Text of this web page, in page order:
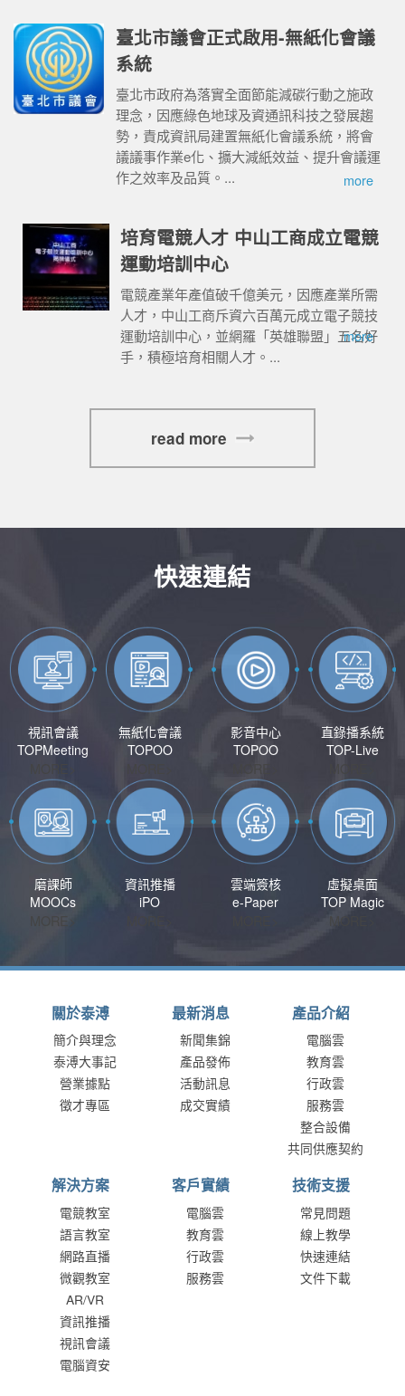
臺北市議會正式啟用-無紙化會議
系統
臺北市政府為落實全面節能減碳行動之施政
理念，因應綠色地球及資通訊科技之發展趨
勢，責成資訊局建置無紙化會議系統，將會
議議事作業e化、擴大減紙效益、提升會議運
作之效率及品質。...
more
培育電競人才 中山工商成立電競
運動培訓中心
電競產業年產值破千億美元，因應產業所需
人才，中山工商斥資六百萬元成立電子競技
運動培訓中心，並網羅「英雄聯盟」五名好
手，積極培育相關人才。...
more
read more
快速連結
視訊會議
TOPMeeting
無紙化會議
TOPOO
影音中心
TOPOO
直錄播系統
TOP-Live
磨課師
MOOCs
資訊推播
iPO
雲端簽核
e-Paper
虛擬桌面
TOP Magic
MORE>
關於泰溥
簡介與理念
泰溥大事記
營業據點
徵才專區
最新消息
新聞集錦
產品發佈
活動訊息
成交實績
產品介紹
電腦雲
教育雲
行政雲
服務雲
整合設備
共同供應契約
解決方案
電競教室
語言教室
網路直播
微觀教室
AR/VR
資訊推播
視訊會議
電腦資安
客戶實績
電腦雲
教育雲
行政雲
服務雲
技術支援
常見問題
線上教學
快速連結
文件下載